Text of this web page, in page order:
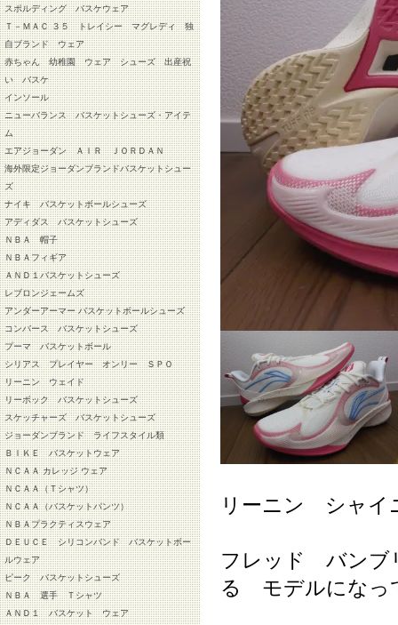
スポルディング バスケウェア
Ｔ－ＭＡＣ ３５ トレイシー マグレディ 独
自ブランド ウェア
赤ちゃん 幼稚園 ウェア シューズ 出産祝
い バスケ
インソール
ニューバランス バスケットシューズ・アイテ
ム
エアジョーダン ＡＩＲ ＪＯＲＤＡＮ
海外限定ジョーダンブランドバスケットシュー
ズ
ナイキ バスケットボールシューズ
アディダス バスケットシューズ
ＮＢＡ 帽子
ＮＢＡフィギア
ＡＮＤ１バスケットシューズ
レブロンジェームズ
アンダーアーマー バスケットボールシューズ
コンバース バスケットシューズ
プーマ バスケットボール
シリアス プレイヤー オンリー ＳＰＯ
リーニン ウェイド
リーボック バスケットシューズ
スケッチャーズ バスケットシューズ
ジョーダンブランド ライフスタイル類
ＢＩＫＥ バスケットウェア
ＮＣＡＡ カレッジ ウェア
ＮＣＡＡ（Ｔシャツ）
ＮＣＡＡ（バスケットパンツ）
ＮＢＡプラクティスウェア
ＤＥＵＣＥ シリコンバンド バスケットボー
ルウェア
ピーク バスケットシューズ
ＮＢＡ 選手 Ｔシャツ
ＡＮＤ１ バスケット ウェア
リーニン シャ
フレッド バン
る モデルになっ